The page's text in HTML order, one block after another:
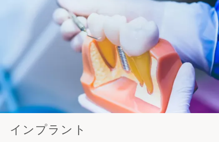
インプラント